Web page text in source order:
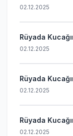
02.12.2025
Rüyada
02.12.2025
Rüyada
02.12.2025
Rüyada
02.12.2025